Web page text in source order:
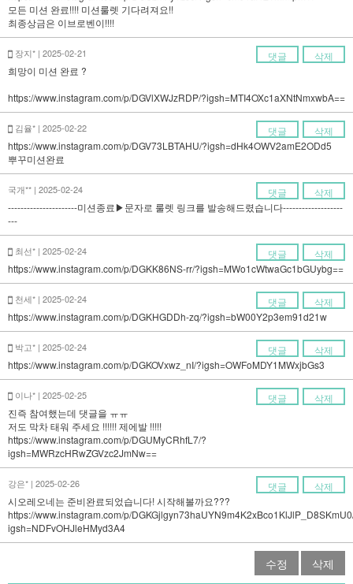
모든 미션 완료!!!! 미션룰렛 기다려져요!!
최종상금은 이브로벤이!!!!
장지* | 2025-02-21 삭제
댓글
희망이 미션 완료 ?
https://www.instagram.com/p/DGVlXWJzRDP/?igsh=MTI4OXc1aXNtNmxwbA==
김율* | 2025-02-22 삭제
댓글
https://www.instagram.com/p/DGV73LBTAHU/?igsh=dHk4OWV2amE2ODd5
뿌꾸미션완료
국개** | 2025-02-24 삭제
댓글
----------------------미션종료▶문자로 룰렛 링크를 발송해드렸습니다-------------------
---
최선* | 2025-02-24 삭제
댓글
https://www.instagram.com/p/DGKK86NS-rr/?igsh=MWo1cWtwaGc1bGUybg==
천세* | 2025-02-24 삭제
댓글
https://www.instagram.com/p/DGKHGDDh-zq/?igsh=bW00Y2p3em91d21w
박고* | 2025-02-24 삭제
댓글
https://www.instagram.com/p/DGKOVxwz_nI/?igsh=OWFoMDY1MWxjbGs3
이나* | 2025-02-25 삭제
댓글
진즉 참여했는데 댓글을 ㅠㅠ
저도 막차 태워 주세요 !!!!!! 제에발 !!!!!
https://www.instagram.com/p/DGUMyCRhfL7/?
igsh=MWRzcHRwZGVzc2JmNw==
강은* | 2025-02-26 삭제
댓글
시오레오네는 준비완료되었습니다! 시작해볼까요???
https://www.instagram.com/p/
igsh=NDFvOHJleHMyd3A4
수정 삭제